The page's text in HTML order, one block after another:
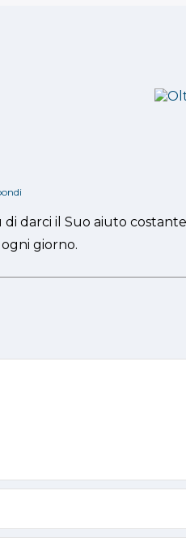
di darci il Suo aiuto
giorno.